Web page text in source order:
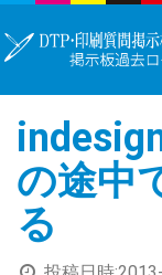
の途中
る